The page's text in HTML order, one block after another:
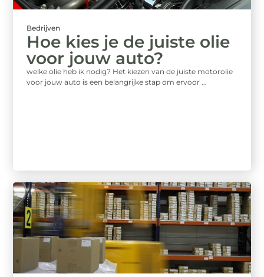
Bedrijven
Hoe kies je de juiste olie
voor jouw auto?
welke olie heb ik nodig? Het kiezen van de juiste motorolie
voor jouw auto is een belangrijke stap om ervoor ...